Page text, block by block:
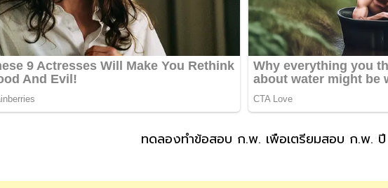
ทดลองทำข้อสอบ ก.พ. เพื่อเตรียมสอบ ก.พ.